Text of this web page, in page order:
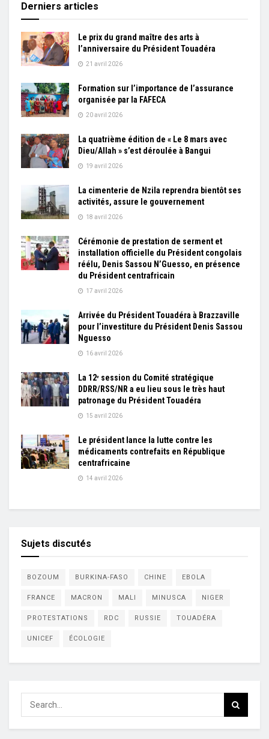
Derniers articles
Le prix du grand maître des arts à
l’anniversaire du Président Touadéra
21 avril 2026
Formation sur l’importance de l’assurance
organisée par la FAFECA
20 avril 2026
La quatrième édition de « Le 8 mars avec
Dieu/Allah » s’est déroulée à Bangui
19 avril 2026
La cimenterie de Nzila reprendra bientôt ses
activités, assure le gouvernement
18 avril 2026
Cérémonie de prestation de serment et
installation officielle du Président congolais
réélu, Denis Sassou N’Guesso, en présence
du Président centrafricain
17 avril 2026
Arrivée du Président Touadéra à Brazzaville
pour l’investiture du Président Denis Sassou
Nguesso
16 avril 2026
La 12ᵉ session du Comité stratégique
DDRR/RSS/NR a eu lieu sous le très haut
patronage du Président Touadéra
15 avril 2026
Le président lance la lutte contre les
médicaments contrefaits en République
centrafricaine
14 avril 2026
Sujets discutés
BOZOUM BURKINA-FASO CHINE EBOLA
FRANCE MACRON MALI MINUSCA NIGER
PROTESTATIONS RDC RUSSIE TOUADÉRA
UNICEF ÉCOLOGIE